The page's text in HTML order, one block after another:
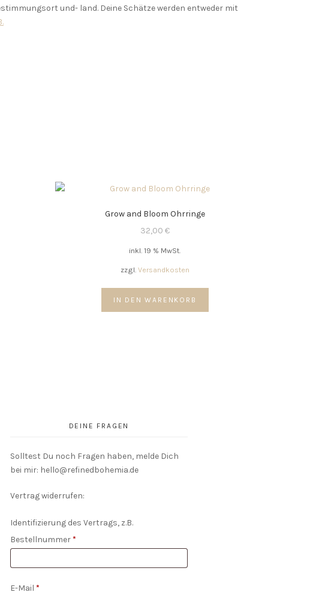
und- land. Deine Schätze werden entweder mit
Grow and Bloom Ohrringe
32,00 €
inkl. 19 % MwSt.
zzgl. Versandkosten
IN DEN WARENKORB
DEINE FRAGEN
Solltest Du noch Fragen haben, melde Dich
bei mir: hello@refinedbohemia.de
Vertrag widerrufen:
Identifizierung des Vertrags, z.B.
Bestellnummer*
E-Mail *